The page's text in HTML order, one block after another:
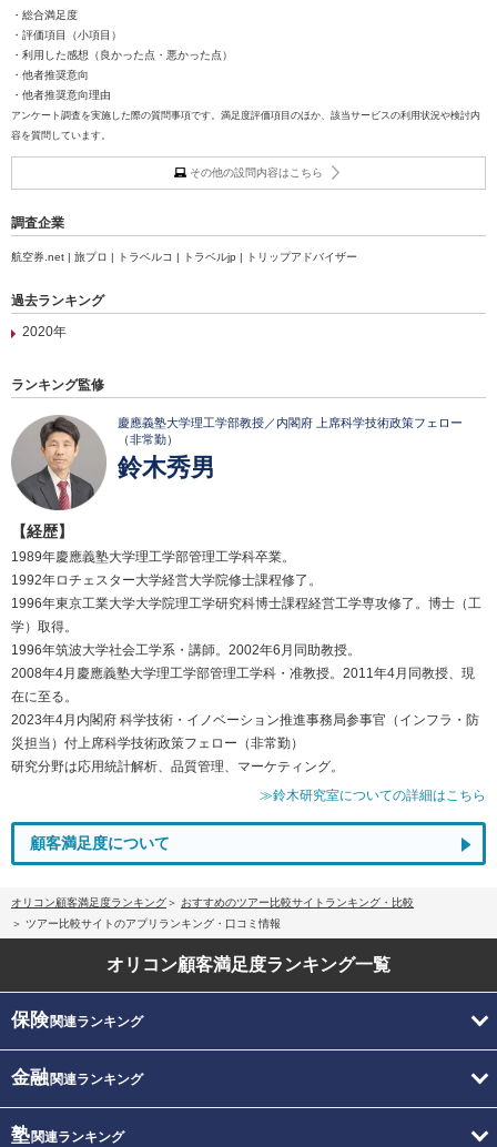
・総合満足度
・評価項目（小項目）
・利用した感想（良かった点・悪かった点）
・他者推奨意向
・他者推奨意向理由
アンケート調査を実施した際の質問事項です。満足度評価項目のほか、該当サービスの利用状況や検討内
容を質問しています。
その他の設問内容はこちら
調査企業
航空券.net | 旅プロ | トラベルコ | トラベルjp | トリップアドバイザー
過去ランキング
2020年
ランキング監修
慶應義塾大学理工学部教授／内閣府 上席科学技術政策フェロー
（非常勤）
鈴木秀男
【経歴】
1989年慶應義塾大学理工学部管理工学科卒業。
1992年ロチェスター大学経営大学院修士課程修了。
1996年東京工業大学大学院理工学研究科博士課程経営工学専攻修了。博士（工
学）取得。
1996年筑波大学社会工学系・講師。2002年6月同助教授。
2008年4月慶應義塾大学理工学部管理工学科・准教授。2011年4月同教授、現
在に至る。
2023年4月内閣府 科学技術・イノベーション推進事務局参事官（インフラ・防
災担当）付上席科学技術政策フェロー（非常勤）
研究分野は応用統計解析、品質管理、マーケティング。
≫鈴木研究室についての詳細はこちら
顧客満足度について
オリコン顧客満足度ランキング
おすすめのツアー比較サイトランキング・比較
ツアー比較サイトのアプリランキング・口コミ情報
オリコン顧客満足度ランキング一覧
保険関連ランキング
金融関連ランキング
塾関連ランキング